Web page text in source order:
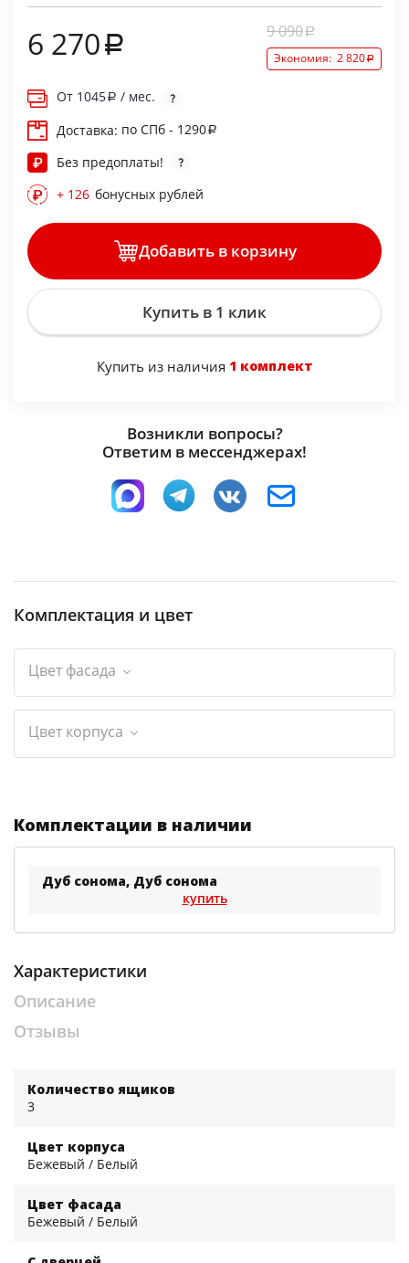
6 270 9 090
Экономия: 2 820
От 1045
/ мес.
Доставка: по СПб - 1290
Без предоплаты!
+ 126 бонусных рублей
Добавить в корзину
Купить в 1 клик
Купить из наличия 1 комплект
Возникли вопросы?
Ответим в мессенджерах!
Комплектация и цвет
Цвет фасада
Цвет корпуса
Комплектации в наличии
Дуб сонома, Дуб сонома
купить
Характеристики
Описание
Отзывы
Количество ящиков
3
Цвет корпуса
Бежевый / Белый
Цвет фасада
Бежевый / Белый